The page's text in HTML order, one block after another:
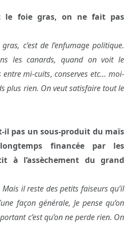
le foie gras, on ne fait pas
c’est de l’enfumage politique.
les canards, quand on voit le
entre mi-cuits, conserves etc… moi-
plus rien. On veut satisfaire tout le
il pas un sous-produit du maïs
financée par les
à l’assèchement du grand
Mais il reste des petits faiseurs qu’il
façon générale, Je pense qu’on
c’est qu’on ne perde rien. On